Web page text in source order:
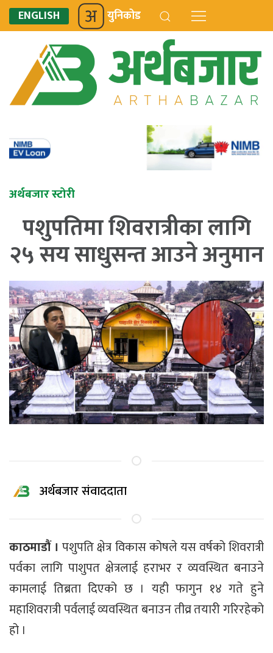
ENGLISH युनिकोड
अर्थबजार स्टोरी
पशुपतिमा शिवरात्रीका लागि
२५ सय साधुसन्त आउने अनुमान
अर्थबजार संवाददाता
काठमाडौं । पशुपति क्षेत्र विकास कोषले यस वर्षको शिवरात्री
पर्वका लागि पाशुपत क्षेत्रलाई हराभर र व्यवस्थित बनाउने
कामलाई तिब्रता दिएको छ । यही फागुन १४ गते हुने
महाशिवरात्री पर्वलाई व्यवस्थित बनाउन तीव्र तयारी गरिरहेको
हो ।